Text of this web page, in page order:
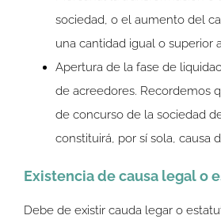
sociedad, o el aumento del
una cantidad igual o superior
Apertura de la fase de
de acreedores. Recordemos
de concurso de la sociedad
constituirá, por sí sola, causa
Existencia de causa legal o
Debe de existir cauda legar o